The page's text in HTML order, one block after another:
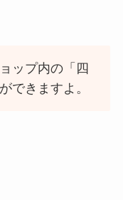
ップ内の「四
できますよ。